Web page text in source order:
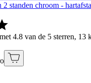
2 standen chroom -
4.8 van de 5 sterren, 13